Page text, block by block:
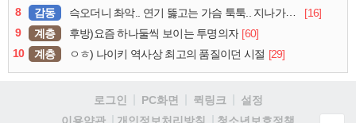
8
감동 슥오더니 촤악.. 연기 뚫고는 가슴 툭툭.. 지나가던 아재의 정체
[16]
9
계층 후방)요즘 하나둘씩 보이는 투명의자 [60]
10
계층 ㅇㅎ) 나이키 역사상 최고의 품질이던 시절 [29]
로그인 PC화면 퀵링크
설정
청소년보호정책